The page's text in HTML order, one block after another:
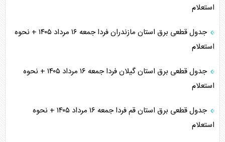
استعلام
جدول قطعی برق استان مازندران فردا جمعه ۱۶ مرداد ۱۴۰۵ + نحوه
استعلام
جدول قطعی برق استان گیلان فردا جمعه ۱۶ مرداد ۱۴۰۵ + نحوه
استعلام
جدول قطعی برق استان قم فردا جمعه ۱۶ مرداد ۱۴۰۵ + نحوه
استعلام